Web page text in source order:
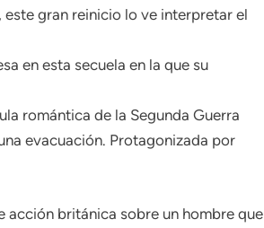
gran reinicio lo ve interpretar el
en esta secuela en la que su
romántica de la Segunda Guerra
evacuación. Protagonizada por
acción británica sobre un hombre que